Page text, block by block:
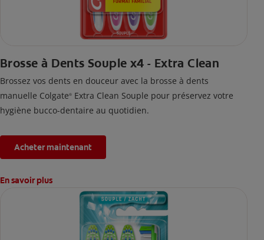
Brosse à Dents Souple x4 - Extra Clean
Brossez vos dents en douceur avec la brosse à dents
manuelle Colgate® Extra Clean Souple pour préservez votre
hygiène bucco-dentaire au quotidien.
Acheter maintenant
En savoir plus